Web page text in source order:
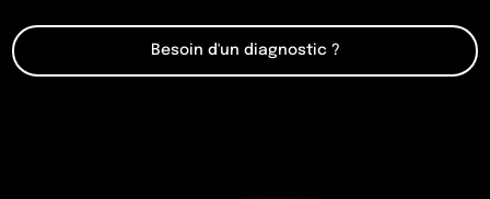
Besoin d'un diagnostic ?